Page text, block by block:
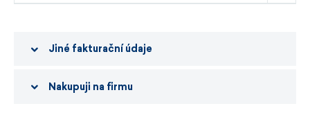
Jiné fakturační údaje
Nakupuji na firmu